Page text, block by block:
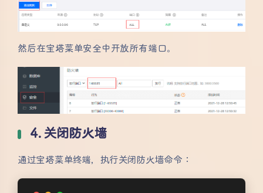
然后在宝塔菜单安全中开放所有端口。
4. 关闭防火墙
通过宝塔菜单终端，执行关闭防火墙命令：